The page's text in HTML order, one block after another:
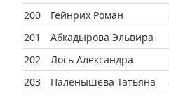
200
Гейнрих Роман
201
Абкадырова Эльвира
202
Лось Александра
203
Паленышева Татьяна